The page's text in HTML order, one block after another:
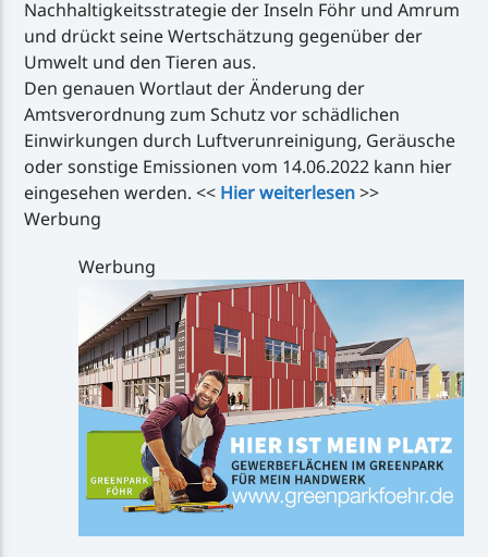
Nachhaltigkeitsstrategie der Inseln Föhr und Amrum
und drückt seine Wertschätzung gegenüber der
Umwelt und den Tieren aus.
Den genauen Wortlaut der Änderung der
Amtsverordnung zum Schutz vor schädlichen
Einwirkungen durch Luftverunreinigung, Geräusche
oder sonstige Emissionen vom 14.06.2022 kann hier
eingesehen werden. << Hier weiterlesen>>
Werbung
Werbung